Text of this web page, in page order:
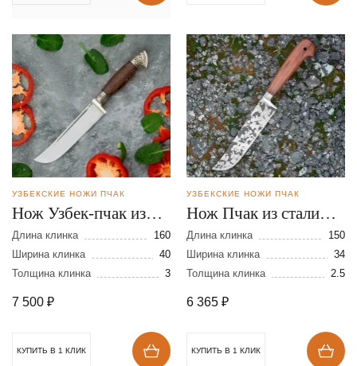
УЗБЕКСКИЕ НОЖИ ПЧАК
Нож Узбек-пчак из
стали VG-10
Длина клинка
160
Ширина клинка
40
Толщина клинка
3
7 500 ₽
КУПИТЬ В 1 КЛИК
УЗБЕКСКИЕ НОЖИ ПЧАК
Нож Пчак из стали
110Х18 с травлением
Длина клинка
150
Ширина клинка
34
Толщина клинка
2.5
6 365 ₽
КУПИТЬ В 1 КЛИК